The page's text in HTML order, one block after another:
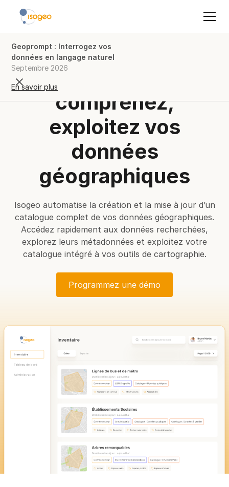
Geoprompt : Interrogez vos
données en langage naturel
Septembre 2026
En savoir plus
comprenez,
exploitez vos
données
géographiques
Isogeo automatise la création et la mise à jour d’un
catalogue complet de vos données géographiques.
Accédez rapidement aux données recherchées,
explorez leurs métadonnées et exploitez votre
catalogue intégré à vos outils de cartographie.
Programmez une démo